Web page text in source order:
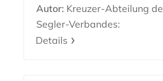
Autor: Kreuzer-Abteilung
Segler-Verbandes:
Details